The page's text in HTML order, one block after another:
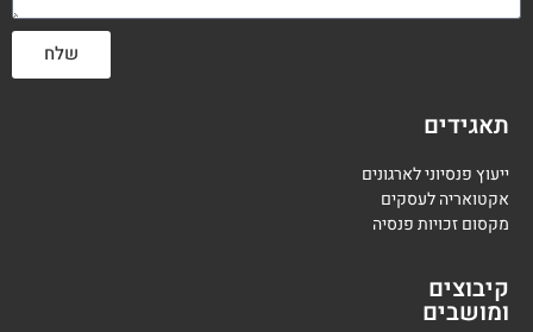
שלח
תאגידים
ייעוץ פנסיוני לארגונים
אקטואריה לעסקים
מקסום זכויות פנסיה
קיבוצים
ומושבים